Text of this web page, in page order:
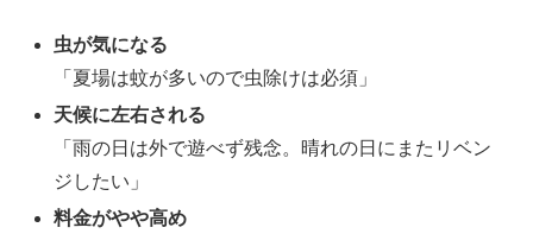
虫が気になる
「夏場は蚊が多いので虫除けは必須」
天候に左右される
「雨の日は外で遊べず残念。晴れの日にまたリベン
ジしたい」
料金がやや高め